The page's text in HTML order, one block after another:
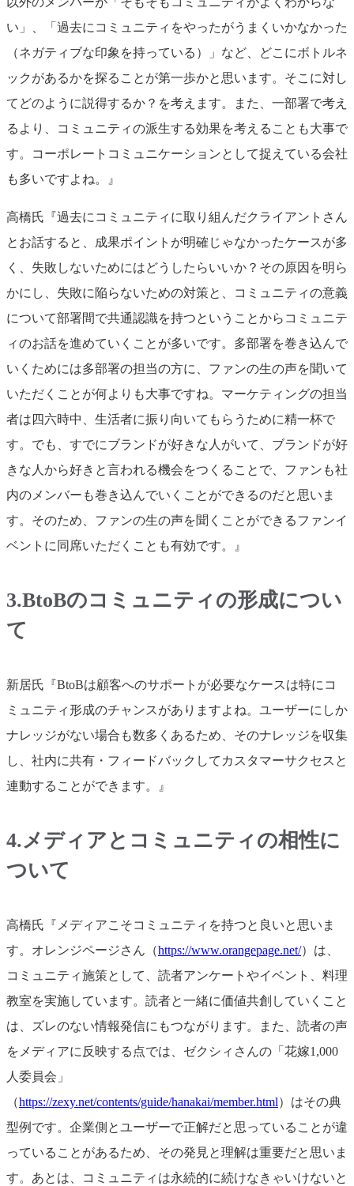
い」、「過去にコミュニティをやったがうまくいかなかった
（ネガティブな印象を持っている）」など、どこにボトルネ
ックがあるかを探ることが第一歩かと思います。そこに対し
てどのように説得するか？を考えます。また、一部署で考え
るより、コミュニティの派生する効果を考えることも大事で
す。コーポレートコミュニケーションとして捉えている会社
も多いですよね。』
高橋氏『過去にコミュニティに取り組んだクライアントさん
とお話すると、成果ポイントが明確じゃなかったケースが多
く、失敗しないためにはどうしたらいいか？その原因を明ら
かにし、失敗に陥らないための対策と、コミュニティの意義
について部署間で共通認識を持つということからコミュニテ
ィのお話を進めていくことが多いです。多部署を巻き込んで
いくためには多部署の担当の方に、ファンの生の声を聞いて
いただくことが何よりも大事ですね。マーケティングの担当
者は四六時中、生活者に振り向いてもらうために精一杯で
す。でも、すでにブランドが好きな人がいて、ブランドが好
きな人から好きと言われる機会をつくることで、ファンも社
内のメンバーも巻き込んでいくことができるのだと思いま
す。そのため、ファンの生の声を聞くことができるファンイ
ベントに同席いただくことも有効です。』
3.BtoBのコミュニティの形成につい
て
新居氏『BtoBは顧客へのサポートが必要なケースは特にコ
ミュニティ形成のチャンスがありますよね。ユーザーにしか
ナレッジがない場合も数多くあるため、そのナレッジを収集
し、社内に共有・フィードバックしてカスタマーサクセスと
連動することができます。』
4.メディアとコミュニティの相性に
ついて
高橋氏『メディアこそコミュニティを持つと良いと思いま
す。オレンジページさん（https://www.orangepage.net/）は、
コミュニティ施策として、読者アンケートやイベント、料理
教室を実施しています。読者と一緒に価値共創していくこと
は、ズレのない情報発信にもつながります。また、読者の声
をメディアに反映する点では、ゼクシィさんの「花嫁1,000
人委員会」
（https://zexy.net/contents/guide/hanakai/member.html）はその典
型例です。企業側とユーザーで正解だと思っていることが違
っていることがあるため、その発見と理解は重要だと思いま
す。あとは、コミュニティは永続的に続けなきゃいけないと